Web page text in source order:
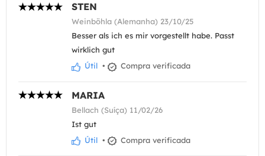
STEN
Weinböhla (Alemanha) 23/10/25
Besser als ich es mir vorgestellt habe. Passt
wirklich gut
Útil • Compra verificada
MARIA
Bellach (Suíça) 11/02/26
Ist gut
Útil • Compra verificada